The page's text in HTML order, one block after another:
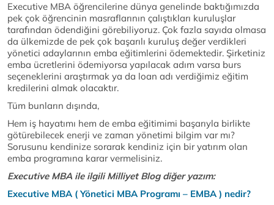
Executive MBA öğrencilerine dünya genelinde baktığımızda
pek çok öğrencinin masraflarının çalıştıkları kuruluşlar
tarafından ödendiğini görebiliyoruz. Çok fazla sayıda olmasa
da ülkemizde de pek çok başarılı kuruluş değer verdikleri
yönetici adaylarının emba eğitimlerini ödemektedir. Şirketiniz
emba ücretlerini ödemiyorsa yapılacak adım varsa burs
seçeneklerini araştırmak ya da loan adı verdiğimiz eğitim
kredilerini almak olacaktır.
Tüm bunların dışında,
Hem iş hayatımı hem de emba eğitimimi başarıyla birlikte
götürebilecek enerji ve zaman yönetimi bilgim var mı?
Sorusunu kendinize sorarak kendiniz için bir yatırım olan
emba programına karar vermelisiniz.
Executive MBA ile ilgili Milliyet Blog diğer yazım:
Executive MBA ( Yönetici MBA Programı – EMBA ) nedir?